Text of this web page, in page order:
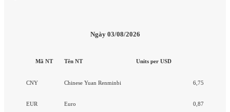
Ngày 03/08/2026
Mã NT Tên NT Units per USD
CNY Chinese Yuan Renminbi 6,75
EUR Euro 0,87